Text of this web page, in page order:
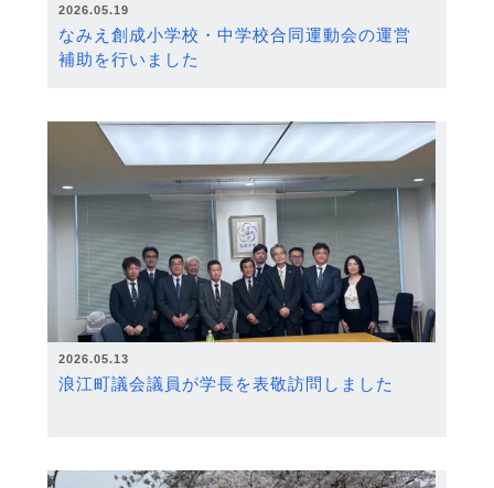
2026.05.19
なみえ創成小学校・中学校合同運動会の運営
補助を行いました
2026.05.13
浪江町議会議員が学長を表敬訪問しました